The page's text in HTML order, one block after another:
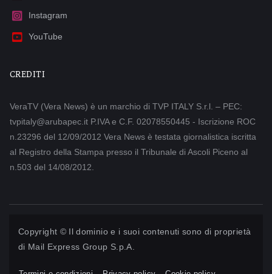
Instagram
YouTube
CREDITI
VeraTV (Vera News) è un marchio di TVP ITALY S.r.l. – PEC:
tvpitaly@arubapec.it P.IVA e C.F. 02078550445 - Iscrizione ROC
n.23296 del 12/09/2012 Vera News è testata giornalistica iscritta
al Registro della Stampa presso il Tribunale di Ascoli Piceno al
n.503 del 14/08/2012.
Copyright © Il dominio e i suoi contenuti sono di proprietà
di Mail Express Group S.p.A.